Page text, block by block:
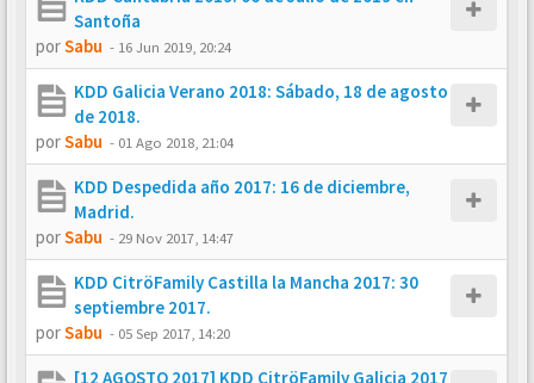
Santoña
porSabu - 16 Jun 2019, 20:24
KDD Galicia Verano 2018: Sábado, 18 de agosto
de 2018.
porSabu - 01 Ago 2018, 21:04
KDD Despedida año 2017: 16 de diciembre,
Madrid.
porSabu - 29 Nov 2017, 14:47
KDD CitröFamily Castilla la Mancha 2017: 30
septiembre 2017.
porSabu - 05 Sep 2017, 14:20
[12 AGOSTO 2017] KDD CitröFamily Galicia 2017